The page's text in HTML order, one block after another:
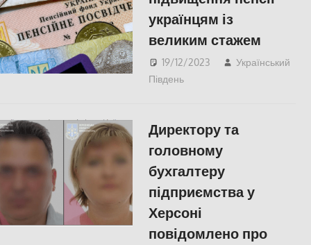
українцям із
великим стажем
19/12/2023
Український
Південь
Директору та
головному
бухгалтеру
підприємства у
Херсоні
повідомлено про